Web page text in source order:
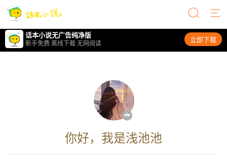
话本小说无广告纯净版
新手免费 离线下载 无网阅读 立即下载
你好，我是浅池池